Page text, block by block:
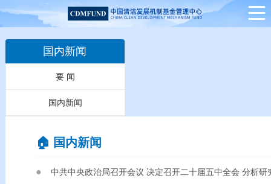
国内新闻
要 闻
国内新闻
🏠︎ 国内新闻